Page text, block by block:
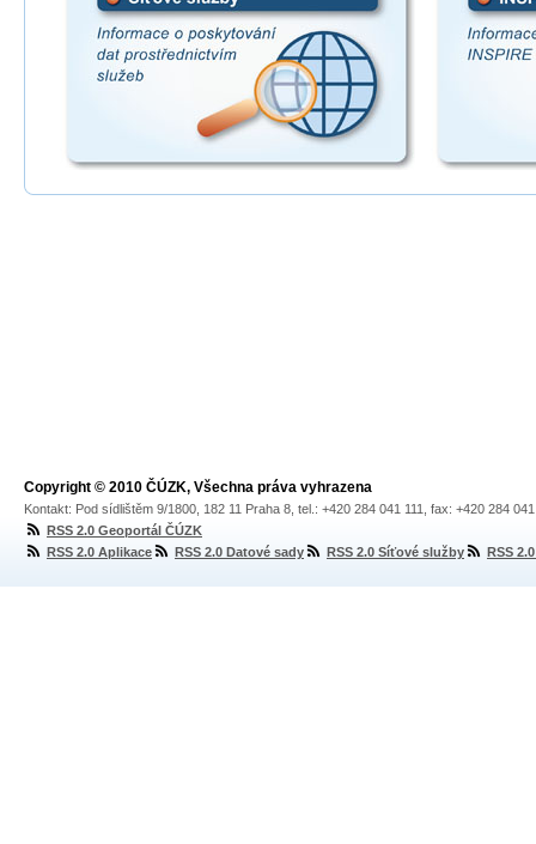
Copyright © 2010 ČÚZK, Všechna práva vyhrazena
Kontakt: Pod sídlištěm 9/1800, 182 11 Praha 8, tel.: +420 284 041 111, fax: +420 284
RSS 2.0 Geoportál ČÚZK
RSS 2.0 Aplikace
RSS 2.0 Datové sady RSS 2.0 Síťové služby RSS